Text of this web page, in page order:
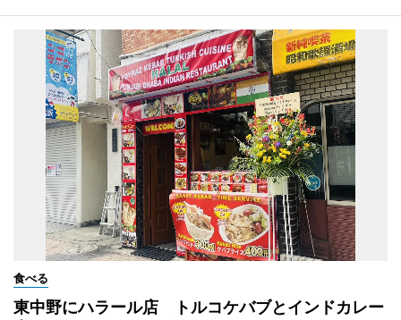
食べる
東中野にハラール店 トルコケバブとインドカレー